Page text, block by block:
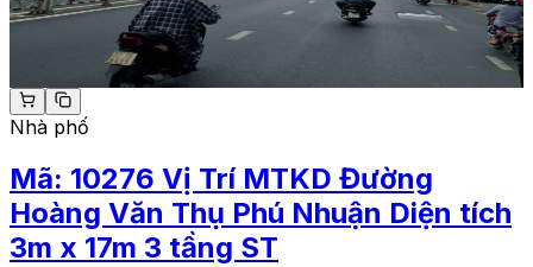
Nhà phố
Mã: 10276 Vị Trí MTKD Đường
Hoàng Văn Thụ Phú Nhuận Diện tích
3m x 17m 3 tầng ST